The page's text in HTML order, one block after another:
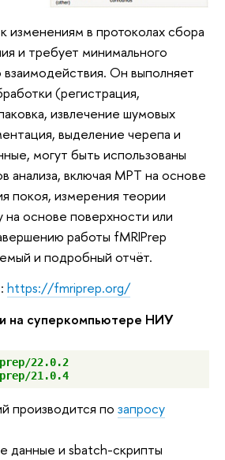
изменениям в протоколах сбора
и требует минимального
взаимодействия. Он выполняет
(регистрация,
извлечение шумовых
выделение черепа и
могут быть использованы
анализа, включая МРТ на основе
покоя, измерения теории
на основе поверхности или
работы fMRIPrep
и подробный отчёт.
https://fmriprep.org/
на суперкомпьютере НИУ
22.0.2
21.0.4
производится по запросу
данные и sbatch-скрипты